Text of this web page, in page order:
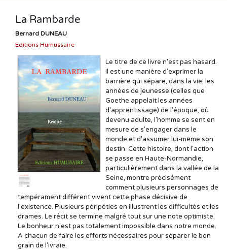
La Rambarde
Bernard DUNEAU
Editions Humussaire
Le titre de ce livre n'est pas hasard.
Il est une manière d'exprimer la
barrière qui sépare, dans la vie, les
années de jeunesse (celles que
Goethe appelait les années
d'apprentissage) de l'époque, où
devenu adulte, l'homme se sent en
mesure de s'engager dans le
monde et d'assumer lui-même son
destin. Cette histoire, dont l'action
se passe en Haute-Normandie,
particulièrement dans la vallée de la
Seine, montre précisément
comment plusieurs personnages de
tempérament différent vivent cette phase décisive de
l'existence. Plusieurs péripéties en illustrent les difficultés et les
drames. Le récit se termine malgré tout sur une note optimiste.
Le bonheur n'est pas totalement impossible dans notre monde.
A chacun de faire les efforts nécessaires pour séparer le bon
grain de l'ivraie.